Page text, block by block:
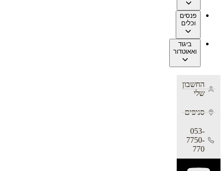
פנסים
וכלים
ביגוד
ואאוטדור
החשבון
שלי
סניפים
053-
7750-
770